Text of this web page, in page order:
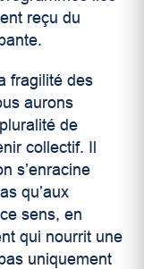
reçu du
fragilité des
aurons
de
collectif. Il
s’enracine
qu’aux
sens, en
qui nourrit une
uniquement